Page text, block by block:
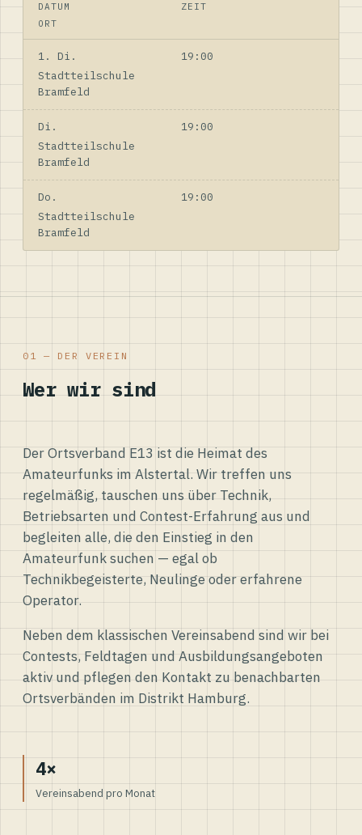
DATUM
ZEIT
ORT
1. Di.
19:00
Stadtteilschule
Bramfeld
Di.
19:00
Stadtteilschule
Bramfeld
Do.
19:00
Stadtteilschule
Bramfeld
01 — DER VEREIN
Wer wir sind
Der Ortsverband E13 ist die Heimat des
Amateurfunks im Alstertal. Wir treffen uns
regelmäßig, tauschen uns über Technik,
Betriebsarten und Contest-Erfahrung aus und
begleiten alle, die den Einstieg in den
Amateurfunk suchen — egal ob
Technikbegeisterte, Neulinge oder erfahrene
Operator.
Neben dem klassischen Vereinsabend sind wir bei
Contests, Feldtagen und Ausbildungsangeboten
aktiv und pflegen den Kontakt zu benachbarten
Ortsverbänden im Distrikt Hamburg.
4×
Vereinsabend pro Monat